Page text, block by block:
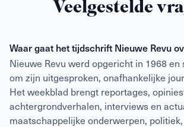
Veelgestelde
Waar gaat het tijdschrift Nieuwe Revu
Nieuwe Revu werd opgericht in 1968 en
om zijn uitgesproken, onafhankelijke
Het weekblad brengt reportages,
achtergrondverhalen, interviews en
maatschappelijke onderwerpen,